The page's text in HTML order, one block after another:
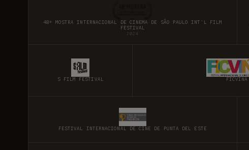
48ª MOSTRA INTERNACIONAL DE CINEMA DE SÃO PAULO INT'L FILM
FESTIVAL
2024
S FILM FESTIVAL FICVINA
FESTIVAL INTERNACIONAL DE CINE DE PUNTA DEL ESTE